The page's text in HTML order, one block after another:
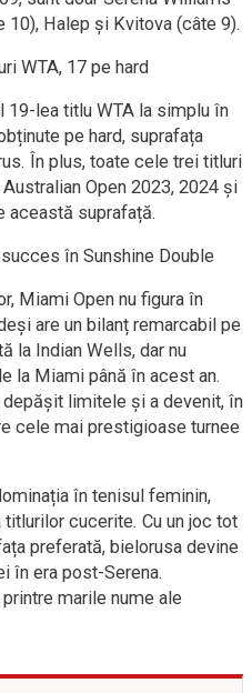
10), Halep și Kvitova (câte 9).
WTA, 17 pe hard
lea titlu WTA la simplu în
pe hard, suprafața
În plus, toate cele trei titluri
Open 2023, 2024 și
această suprafață.
în Sunshine Double
Miami Open nu figura în
are un bilanț remarcabil pe
la Indian Wells, dar nu
la Miami până în acest an.
limitele și a devenit, în
cele mai prestigioase turnee
în tenisul feminin,
cucerite. Cu un joc tot
preferată, bielorusa devine
în era post-Serena.
marile nume ale